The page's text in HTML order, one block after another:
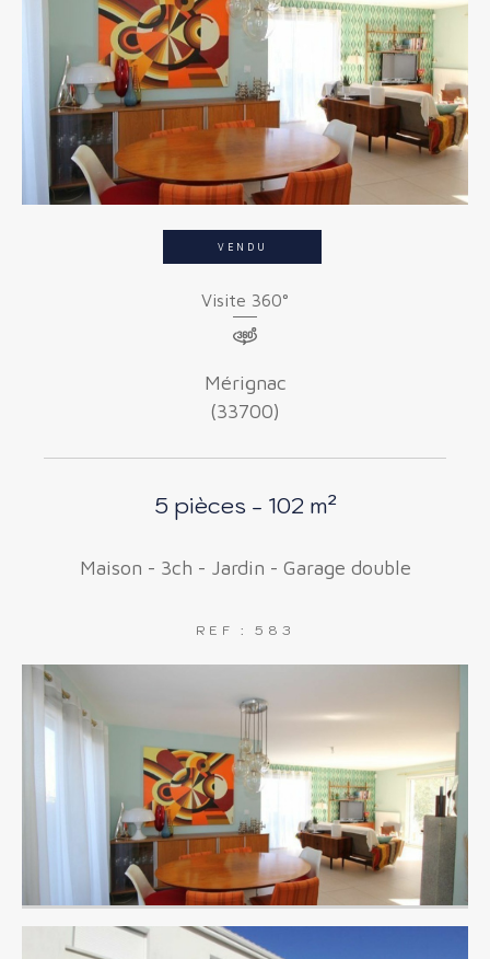
VENDU
Visite 360°
Mérignac
(33700)
5 pièces - 102 m²
Maison - 3ch - Jardin - Garage double
REF : 583
Budget
Surface
Surface
Pièces
AFFINER LES CRITÈRES
PISCINE
FILTRER PAR
COUPS DE COEUR